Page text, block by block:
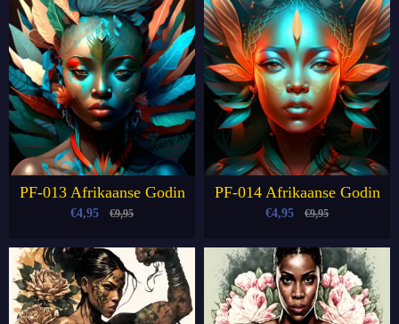
PF-013 Afrikaanse Godin
€4,95 €9,95
PF-014 Afrikaanse Godin
€4,95 €9,95